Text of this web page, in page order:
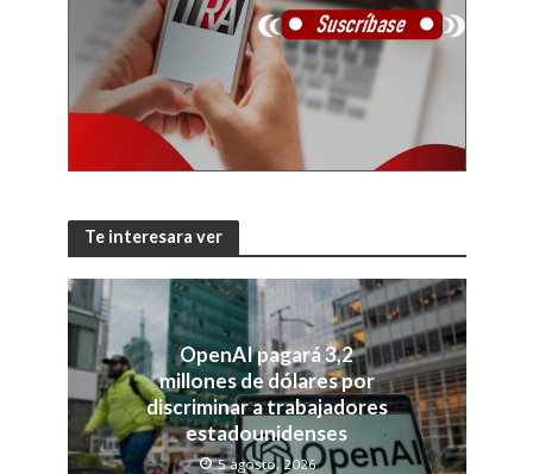
Te interesara ver
OpenAI pagará 3,2
millones de dólares por
discriminar a trabajadores
estadounidenses
5 agosto, 2026